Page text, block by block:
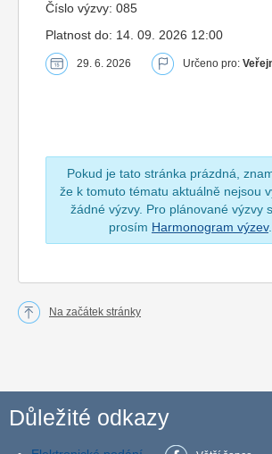
Číslo výzvy: 085
Platnost do: 14. 09. 2026 12:00
29. 6. 2026 Určeno pro:
Pokud je tato stránka prázdná,
že k tomuto tématu aktuálně nejsou
žádné výzvy. Pro plánované výzvy
prosím Harmonogram výzev.
Na začátek stránky
Důležité odkazy